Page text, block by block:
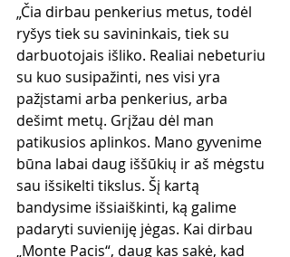
„Čia dirbau penkerius metus, todėl
ryšys tiek su savininkais, tiek su
darbuotojais išliko. Realiai nebeturiu
su kuo susipažinti, nes visi yra
pažįstami arba penkerius, arba
dešimt metų. Grįžau dėl man
patikusios aplinkos. Mano gyvenime
būna labai daug iššūkių ir aš mėgstu
sau išsikelti tikslus. Šį kartą
bandysime išsiaiškinti, ką galime
padaryti suvieniję jėgas. Kai dirbau
„Monte Pacis“, daug kas sakė, kad